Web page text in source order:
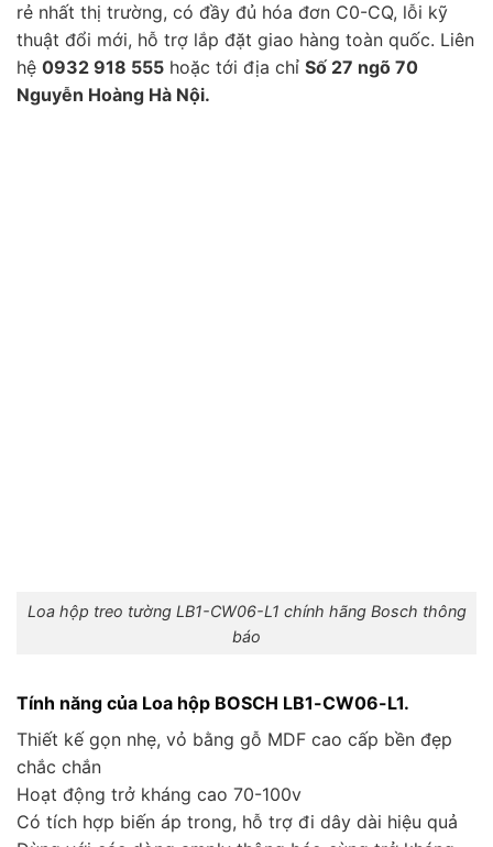
rẻ nhất thị trường, có đầy đủ hóa đơn C0-CQ, lỗi kỹ
thuật đổi mới, hỗ trợ lắp đặt giao hàng toàn quốc. Liên
hệ 0932 918 555 hoặc tới địa chỉ Số 27 ngõ 70
Nguyễn Hoàng Hà Nội.
Loa hộp treo tường LB1-CW06-L1 chính hãng Bosch thông
báo
Tính năng của Loa hộp BOSCH LB1-CW06-L1.
Thiết kế gọn nhẹ, vỏ bằng gỗ MDF cao cấp bền đẹp
chắc chắn
Hoạt động trở kháng cao 70-100v
Có tích hợp biến áp trong, hỗ trợ đi dây dài hiệu quả